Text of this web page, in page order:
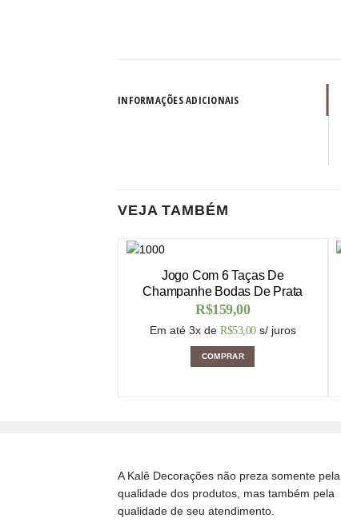
INFORMAÇÕES ADICIONAIS
VEJA TAMBÉM
Jogo Com 6 Taças De
Champanhe Bodas De Prata
R$159,00
Em até 3x de R$53,00 s/ juros
COMPRAR
A Kalê Decorações não preza somente pela
qualidade dos produtos, mas também pela
qualidade de seu atendimento.